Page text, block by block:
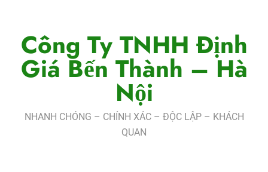
contentCông Ty TNHH Định
Giá Bến Thành – Hà
Nội
NHANH CHÓNG – CHÍNH XÁC – ĐỘC LẬP – KHÁCH
QUAN